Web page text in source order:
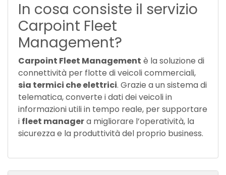
In cosa consiste il servizio
Carpoint Fleet
Management?
Carpoint Fleet Management è la soluzione di
connettività per flotte di veicoli commerciali,
sia termici che elettrici. Grazie a un sistema di
telematica, converte i dati dei veicoli in
informazioni utili in tempo reale, per supportare
i fleet managera migliorare l’operatività, la
sicurezza e la produttività del proprio business.